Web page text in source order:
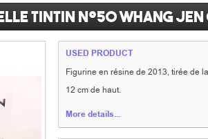
Tintin n°50 Whang Jen
USED PRODUCT
Figurine en résine de 2013, tirée de
12 cm de haut.
More details...